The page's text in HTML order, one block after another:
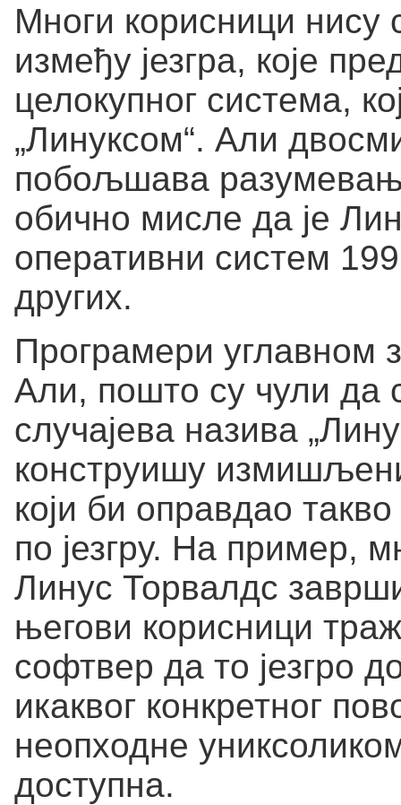
Многи корисници нису
између језгра, које
целокупног система,
„Линуксом“. Али
побољшава
обично мисле да је
оперативни систем
других.
Програмери углавном
Али, пошто су чули да
случајева назива
конструишу измишљени
који би оправдао
по језгру. На пример,
Линус Торвалдс
његови корисници
софтвер да то језгро
икаквог конкретног
неопходне
доступна.